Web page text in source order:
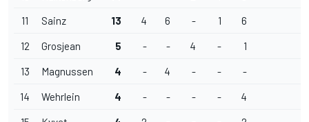
11 Sainz 13 4 6 - 1 6
12 Grosjean 5 - - 4 - 1
13 Magnussen 4 - 4 - - -
14 Wehrlein 4 - - - - 4